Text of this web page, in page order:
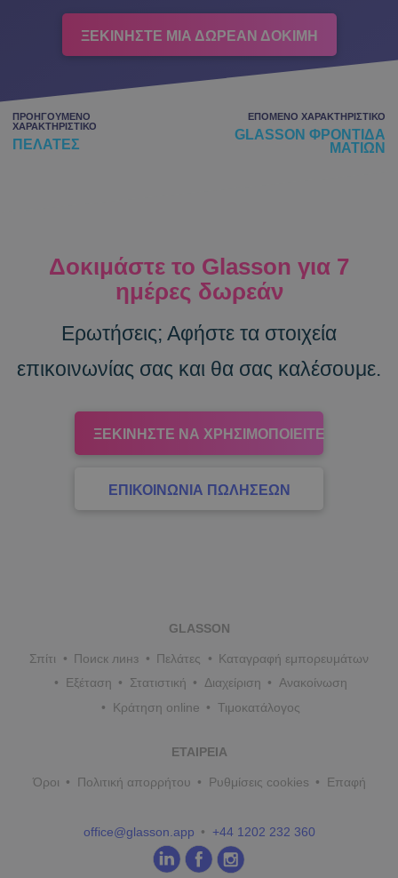
ΞΕΚΙΝΗΣΤΕ ΜΙΑ ΔΩΡΕΑΝ ΔΟΚΙΜΗ
ΠΡΟΗΓΟΎΜΕΝΟ
ΧΑΡΑΚΤΗΡΙΣΤΙΚΌ
ΠΕΛΆΤΕΣ
ΕΠΌΜΕΝΟ ΧΑΡΑΚΤΗΡΙΣΤΙΚΌ
GLASSON ΦΡΟΝΤΊΔΑ
ΜΑΤΙΏΝ
Δοκιμάστε το Glasson για 7
ημέρες δωρεάν
Ερωτήσεις; Αφήστε τα στοιχεία
επικοινωνίας σας και θα σας καλέσουμε.
ΞΕΚΙΝΉΣΤΕ ΝΑ ΧΡΗΣΙΜΟΠΟΙΕΊΤΕ
ΕΠΙΚΟΙΝΩΝΊΑ ΠΩΛΉΣΕΩΝ
GLASSON
Σπίτι Поиск линз Πελάτες
Καταγραφή εμπορευμάτων
Εξέταση
Στατιστική Διαχείριση
Ανακοίνωση
Κράτηση online
Τιμοκατάλογος
ΕΤΑΙΡΕΊΑ
Όροι Πολιτική απορρήτου Ρυθμίσεις cookies Επαφή
office@glasson.app +44 1202 232 360